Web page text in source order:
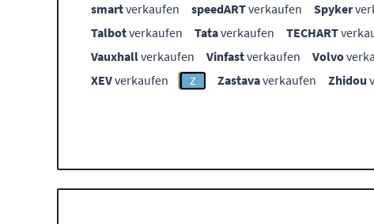
smartverkaufen speedARTverkaufen Spyker
Talbotverkaufen Tataverkaufen TECHART
Vauxhallverkaufen Vinfastverkaufen Volvo
XEVverkaufen Z Zastavaverkaufen Zhidou